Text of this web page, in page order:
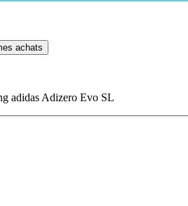
achats
adidas Adizero Evo SL